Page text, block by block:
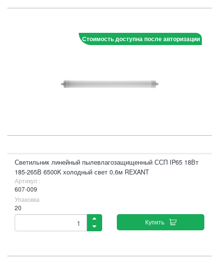
Стоимость доступна после авторизации
Светильник линейный пылевлагозащищенный ССП IP65 18Вт
185-265В 6500K холодный свет 0,6м REXANT
Артикул :
607-009
Упаковка
20
Купить